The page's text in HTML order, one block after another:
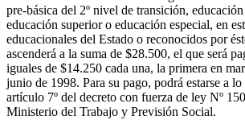
pre-básica del 2º nivel de transición,
educación superior o educación especial, en
educacionales del Estado o reconocidos por
ascenderá a la suma de $28.500, el que será
iguales de $14.250 cada una, la primera en
junio de 1998. Para su pago, podrá estarse a
artículo 7º del decreto con fuerza de ley Nº
Ministerio del Trabajo y Previsión Social.